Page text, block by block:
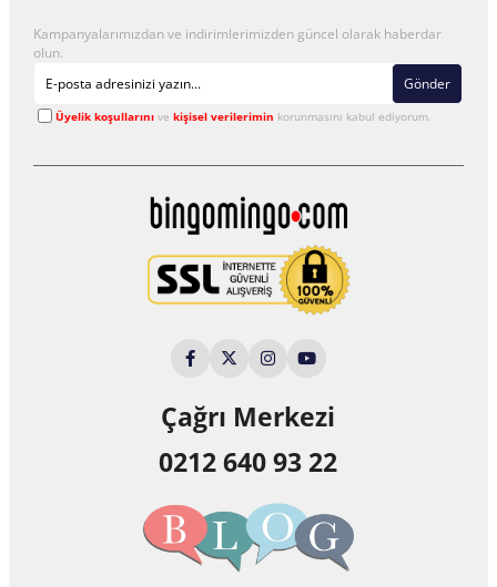
Kampanyalarımızdan ve indirimlerimizden güncel olarak haberdar
olun.
Gönder
Üyelik koşullarınıve kişisel verilerimin korunmasını kabul ediyorum.
Çağrı Merkezi
0212 640 93 22